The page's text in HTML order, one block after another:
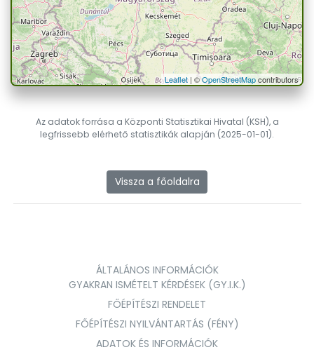
Leaflet| ©OpenStreetMapcontributors
Az adatok forrása a Központi Statisztikai Hivatal (KSH), a
legfrissebb elérhető statisztikák alapján (2025-01-01).
Vissza a főoldalra
ÁLTALÁNOS INFORMÁCIÓK
GYAKRAN ISMÉTELT KÉRDÉSEK (GY.I.K.)
FŐÉPÍTÉSZI RENDELET
FŐÉPÍTÉSZI NYILVÁNTARTÁS (FÉNY)
ADATOK ÉS INFORMÁCIÓK